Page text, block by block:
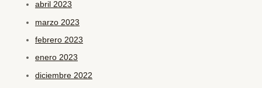
abril 2023
marzo 2023
febrero 2023
enero 2023
diciembre 2022